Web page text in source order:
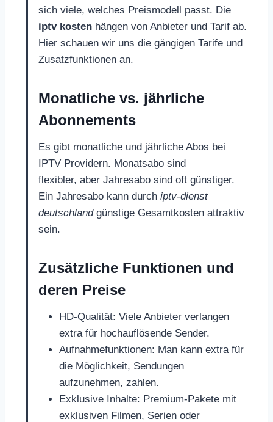
sich viele, welches Preismodell passt. Die
iptv kosten hängen von Anbieter und Tarif ab.
Hier schauen wir uns die gängigen Tarife und
Zusatzfunktionen an.
Monatliche vs. jährliche
Abonnements
Es gibt monatliche und jährliche Abos bei
IPTV Providern. Monatsabo sind
flexibler, aber Jahresabo sind oft günstiger.
Ein Jahresabo kann durch iptv-dienst
deutschlandgünstige Gesamtkosten attraktiv
sein.
Zusätzliche Funktionen und
deren Preise
HD-Qualität: Viele Anbieter verlangen
extra für hochauflösende Sender.
Aufnahmefunktionen: Man kann extra für
die Möglichkeit, Sendungen
aufzunehmen, zahlen.
Exklusive Inhalte: Premium-Pakete mit
exklusiven Filmen, Serien oder